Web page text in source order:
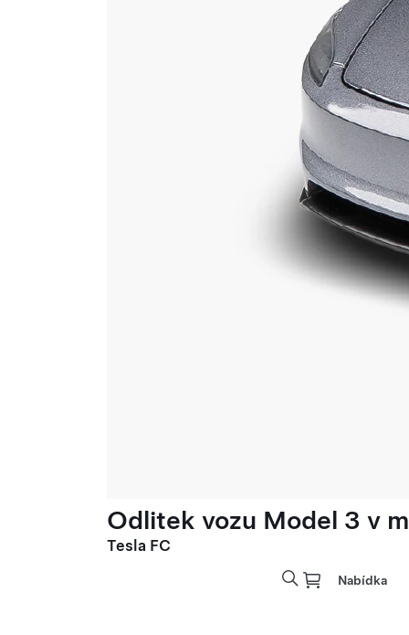
Odlitek vozu Model 3 v
Tesla FC
Nabídka